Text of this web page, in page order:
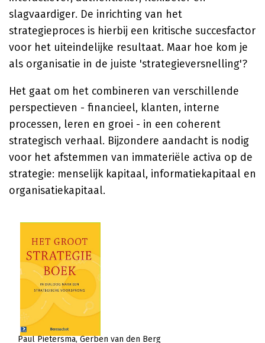
slagvaardiger. De inrichting van het
strategieproces is hierbij een kritische succesfactor
voor het uiteindelijke resultaat. Maar hoe kom je
als organisatie in de juiste 'strategieversnelling'?
Het gaat om het combineren van verschillende
perspectieven - financieel, klanten, interne
processen, leren en groei - in een coherent
strategisch verhaal. Bijzondere aandacht is nodig
voor het afstemmen van immateriële activa op de
strategie: menselijk kapitaal, informatiekapitaal en
organisatiekapitaal.
Paul Pietersma Gerben van den Berg